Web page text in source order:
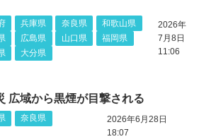
兵庫県 奈良県
和歌山県
広島県 山口県
福岡県
大分県
2026年
7月8日
11:06
広域から黒煙が目撃される
奈良県
2026年6月28日
18:07